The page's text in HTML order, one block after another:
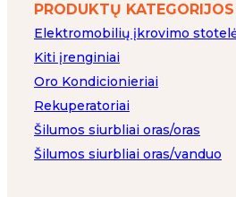
PRODUKTŲ KATEGORIJOS
Elektromobilių įkrovimo
Kiti įrenginiai
Oro Kondicionieriai
Rekuperatoriai
Šilumos siurbliai oras/oras
Šilumos siurbliai oras/vanduo